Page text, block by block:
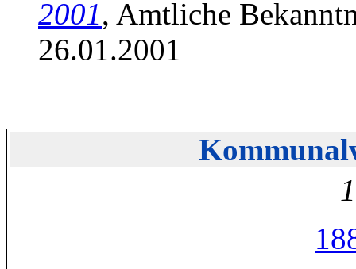
2001, Amtliche
26.01.2001